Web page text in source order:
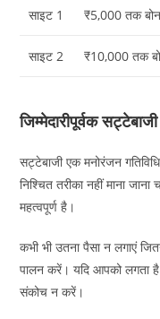
साइट 1 ₹5,000 तक
साइट 2 ₹10,000 तक
जिम्मेदारीपूर्वक
सट्टेबाजी एक मनोरंजन
निश्चित तरीका नहीं माना
महत्वपूर्ण है।
कभी भी उतना पैसा न लगाएं
पालन करें। यदि आपको लगता
संकोच न करें।